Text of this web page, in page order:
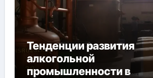
Тенденции развития
алкогольной
промышленности в